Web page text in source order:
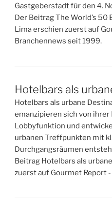
Gastgeberstadt für den 4.
Der Beitrag The World’s
Lima erschien zuerst auf
Branchennews seit 1999.
Hotelbars als
Hotelbars als urbane
emanzipieren sich von ihrer
Lobbyfunktion und
urbanen Treffpunkten mit
Durchgangsräumen
Beitrag Hotelbars als
zuerst auf Gourmet Report